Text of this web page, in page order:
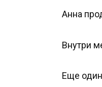
Анна
Внутри
Еще